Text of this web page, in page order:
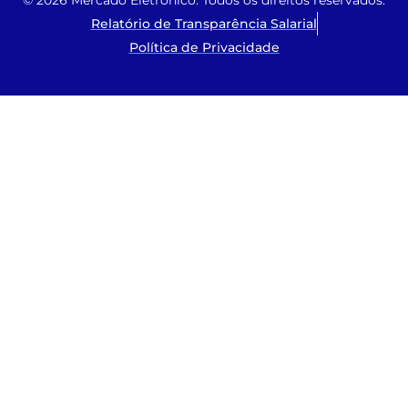
Relatório de Transparência Salarial
Política de Privacidade